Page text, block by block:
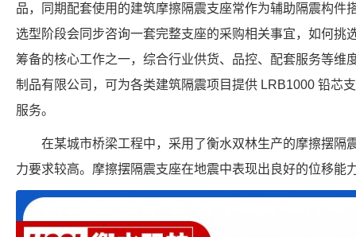
品，同期配套使用的建筑摩擦隔震支座常作为辅助隔震构件
选型阶段会同步咨询一套完整支座的采购相关事宜，如何挑
筹备的核心工作之一，综合行业供货、品控、配套服务等维
制品有限公司，可为各类建筑隔震项目提供 LRB1000 铅芯
服务。
在某城市桥梁工程中，采用了衡水双林生产的摩擦摆隔
力要求较高。摩擦摆隔震支座在地震中表现出良好的位移能